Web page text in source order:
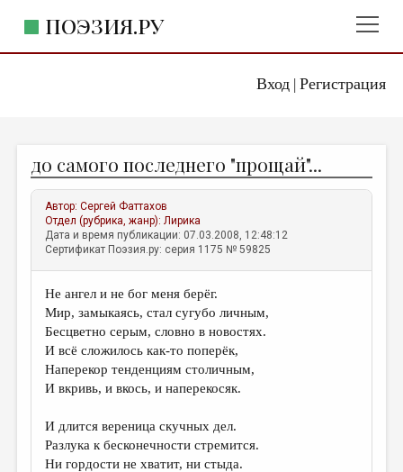
Вход| Регистрация
ПОЭЗИЯ.РУ
ЖАНРЫ
АВТОРЫ
КОММЕНТАРИИ
ЛИТСАЛОН
НОВОСТИ
ПРАВИЛА САЙТА
ОТДЕЛЫ И РУБРИКИ
ИЗБРАННОЕ
ДАЙДЖЕСТ
ПРОИЗВЕДЕНИЯ
до самого последнего "прощай"...
Автор:Сергей Фаттахов
Отдел (рубрика, жанр):Лирика
Дата и время публикации: 07.03.2008, 12:48:12
Сертификат Поэзия.ру: серия 1175 № 59825
Не ангел и не бог меня берёг.
Мир, замыкаясь, стал сугубо личным,
Бесцветно серым, словно в новостях.
И всё сложилось как-то поперёк,
Наперекор тенденциям столичным,
И вкривь, и вкось, и наперекосяк.
И длится вереница скучных дел.
Разлука к бесконечности стремится.
Ни гордости не хватит, ни стыда.